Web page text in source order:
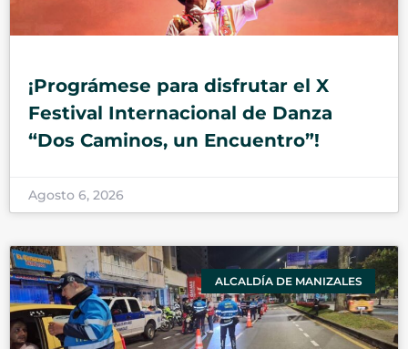
¡Prográmese para disfrutar el X
Festival Internacional de Danza
“Dos Caminos, un Encuentro”!
Agosto 6, 2026
ALCALDÍA DE MANIZALES